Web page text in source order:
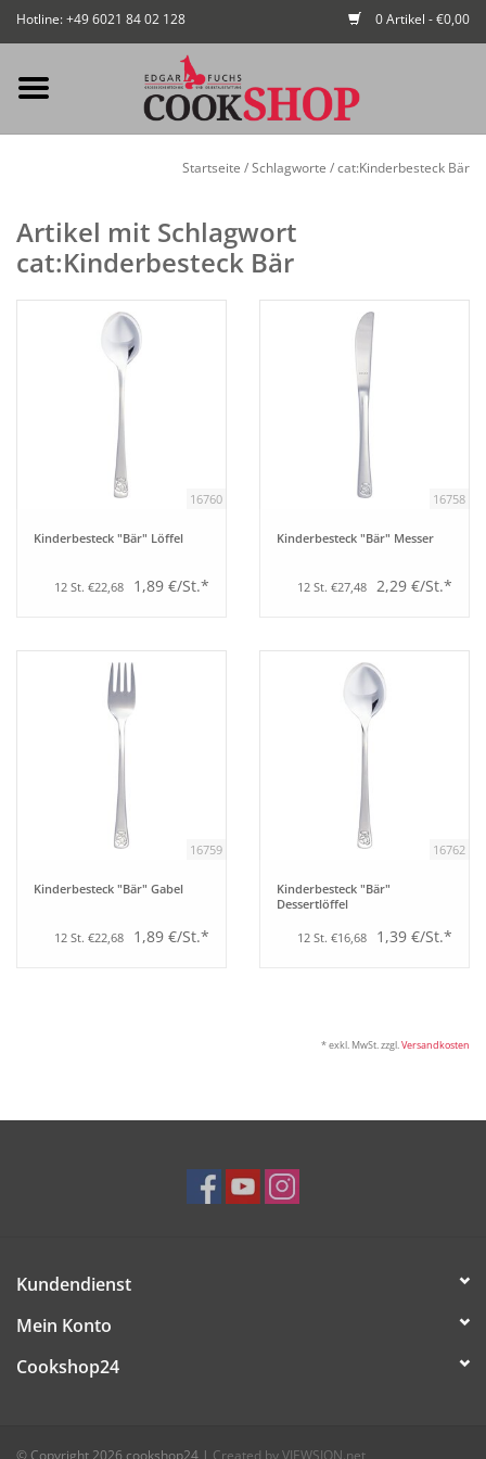
Hotline: +49 6021 84 02 128 0 Artikel - €0,00
Startseite
NEU
Gedeckter Tisch
Bar
Startseite /Schlagworte /cat:Kinderbesteck Bär
Artikel mit Schlagwort
cat:Kinderbesteck Bär
16760
Kinderbesteck "Bär" Löffel
12 St. €22,68 1,89 €/St.*
16758
Kinderbesteck "Bär" Messer
12 St. €27,48 2,29 €/St.*
16759
Kinderbesteck "Bär" Gabel
12 St. €22,68 1,89 €/St.*
16762
Kinderbesteck "Bär"
Dessertlöffel
12 St. €16,68 1,39 €/St.*
* exkl. MwSt. zzgl.Versandkosten
Kundendienst
Mein Konto
Cookshop24